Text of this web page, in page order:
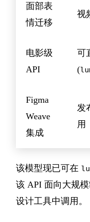
面部表
情迁移
视
电影级
API
可
(
Figma
Weave
集成
发
用
该模型现已可在
该 API 面向大规
设计工具中调用。